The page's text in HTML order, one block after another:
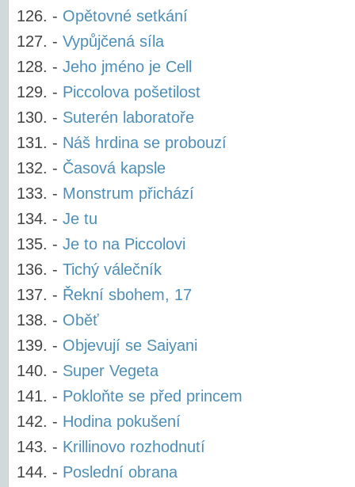
- Opětovné setkání
- Vypůjčená síla
- Jeho jméno je Cell
- Piccolova pošetilost
- Suterén laboratoře
- Náš hrdina se probouzí
- Časová kapsle
- Monstrum přichází
- Je tu
- Je to na Piccolovi
- Tichý válečník
- Řekní sbohem, 17
- Oběť
- Objevují se Saiyani
- Super Vegeta
- Pokloňte se před princem
- Hodina pokušení
- Krillinovo rozhodnutí
- Poslední obrana